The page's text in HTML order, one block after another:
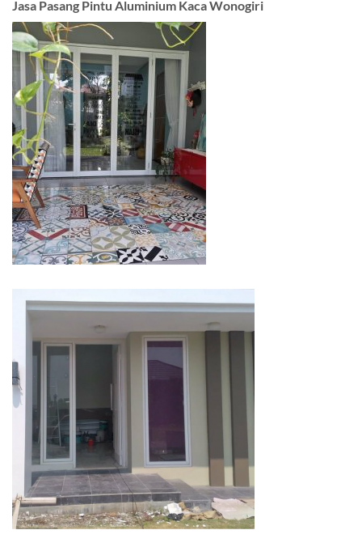
Jasa Pasang Pintu Aluminium Kaca Wonogiri